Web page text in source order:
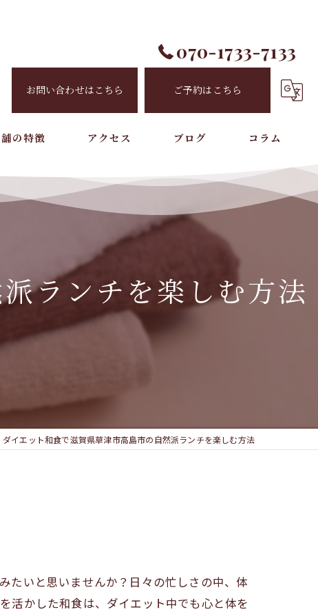
070-1733-7133
お問い合わせはこちら ご予約はこちら
の特徴 アクセス ブログ コラム
ランチを楽しむ方法
ダイエット和食で滋賀県草津市高島市の自然派ランチを楽しむ方法
たいと思いませんか？日々の忙しさの中、体
活かした和食は、ダイエット中でも心と体を